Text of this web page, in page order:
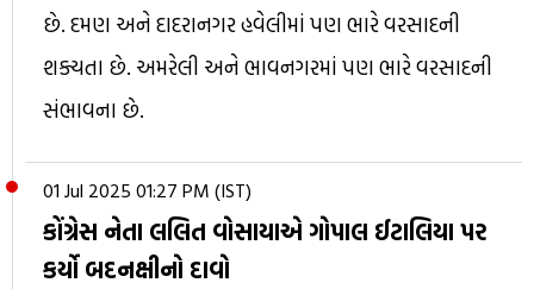
છે. દમણ અને દાદરાનગર હવેલીમાં પણ ભારે વરસાદની
શક્યતા છે. અમરેલી અને ભાવનગરમાં પણ ભારે વરસાદની
સંભાવના છે.
01 Jul 2025 01:27 PM (IST)
કોંગ્રેસ નેતા લલિત વોસાયાએ ગોપાલ ઈટાલિયા પર
કર્યો બદનક્ષીનો દાવો